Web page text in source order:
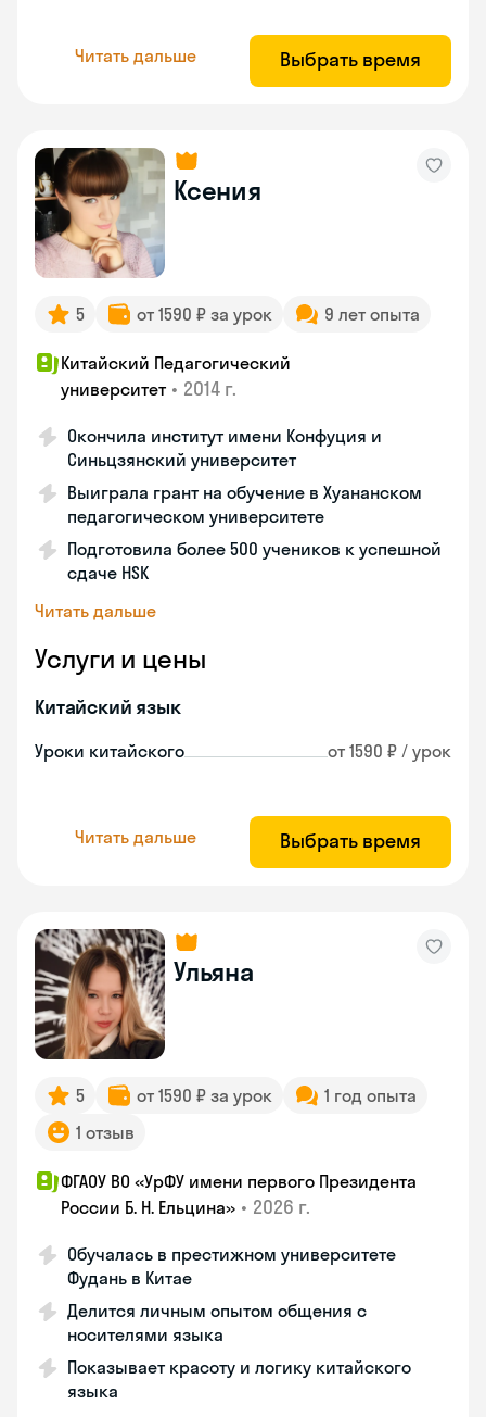
Читать дальше Выбрать время
Ксения
5 от 1590 ₽ за урок 9 лет опыта
Китайский Педагогический
университет • 2014 г.
Окончила институт имени Конфуция и
Синьцзянский университет
Выиграла грант на обучение в Хуананском
педагогическом университете
Подготовила более 500 учеников к успешной
сдаче HSK
Читать дальше
Услуги и цены
Китайский язык
Уроки китайского от 1590 ₽ / урок
Читать дальше Выбрать время
Ульяна
5 от 1590 ₽ за урок
1 год опыта
1 отзыв
ФГАОУ ВО «УрФУ имени первого Президента
России Б. Н. Ельцина» • 2026 г.
Обучалась в престижном университете
Фудань в Китае
Делится личным опытом общения с
носителями языка
Показывает красоту и логику китайского
языка